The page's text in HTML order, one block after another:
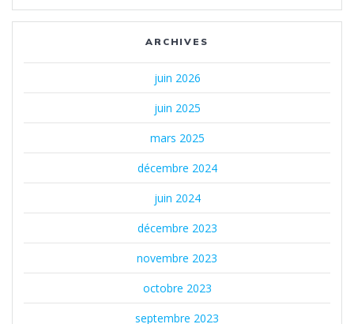
ARCHIVES
juin 2026
juin 2025
mars 2025
décembre 2024
juin 2024
décembre 2023
novembre 2023
octobre 2023
septembre 2023